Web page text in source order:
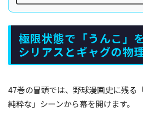
極限状態で「うんこ」
シリアスとギャグの物
47巻の冒頭では、野球漫画史に残る
純粋な」シーンから幕を開けます。